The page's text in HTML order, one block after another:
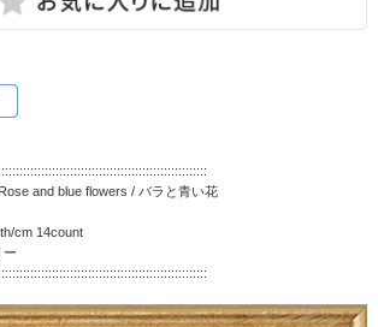
and blue flowers / バラと青い花
cm 14count
ー